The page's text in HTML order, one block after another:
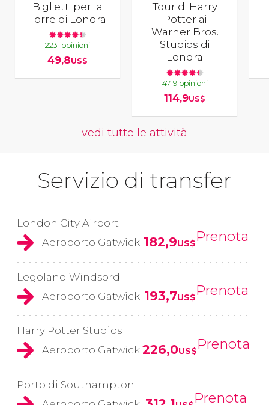
Biglietti per la
Torre di Londra
2231 opinioni
49,8US$
Tour di Harry
Potter ai
Warner Bros.
Studios di
Londra
4719 opinioni
114,9US$
vedi tutte le attività
Servizio di transfer
London City Airport
Aeroporto Gatwick 182,9US$Prenota
Legoland Windsord
Aeroporto Gatwick 193,7US$Prenota
Harry Potter Studios
Aeroporto Gatwick 226,0US$Prenota
Porto di Southampton
Prenota